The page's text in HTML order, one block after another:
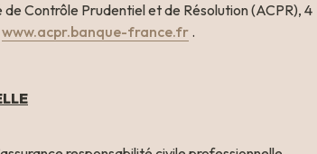
Contrôle Prudentiel et de Résolution (ACPR), 4
www.acpr.banque-france.fr .